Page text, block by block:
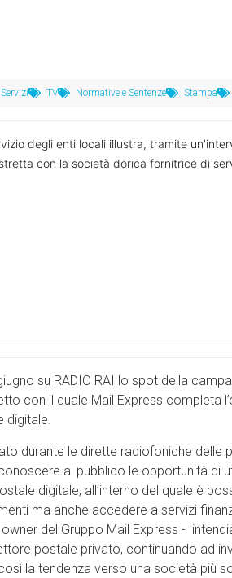
TV Normative e Sentenze Stampa
degli enti locali illustra, tramite
con la società dorica fornitrice di
giugno su RADIO RAI lo spot della
con il quale Mail Express completa
digitale.
durante le dirette radiofoniche delle
al pubblico le opportunità di
digitale, all’interno del quale è
ma anche accedere a servizi
del Gruppo Mail Express -
postale privato, continuando ad
la tendenza verso una società più